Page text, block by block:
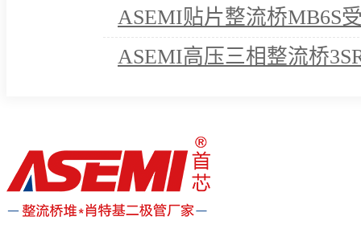
ASEMI贴片整流桥MB6S
ASEMI高压三相整流桥